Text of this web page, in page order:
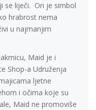
se liječi. On je simbol
hrabrost nema
u najmanjim
Maid je i
Shop-a Udruženja
ljetne
i očima koje su
Maid ne promoviše